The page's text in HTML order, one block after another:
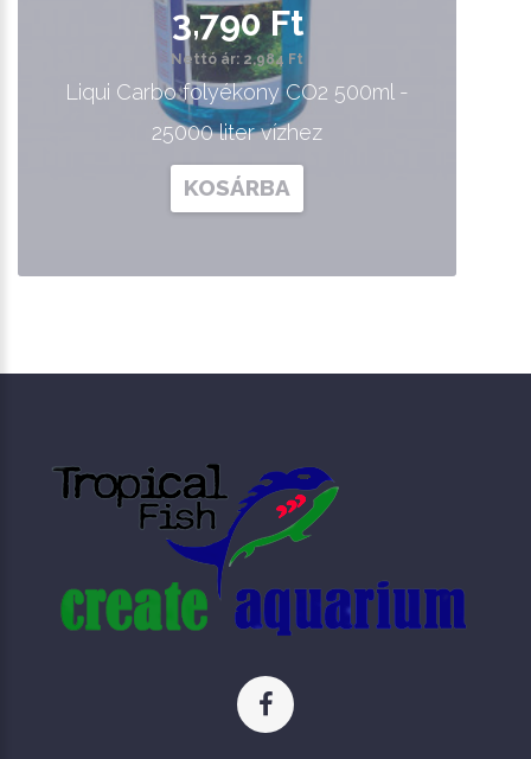
3,790 Ft
Nettó ár: 2,984 Ft
Liqui Carbo folyékony CO2 500ml -
25000 liter vízhez
KOSÁRBA